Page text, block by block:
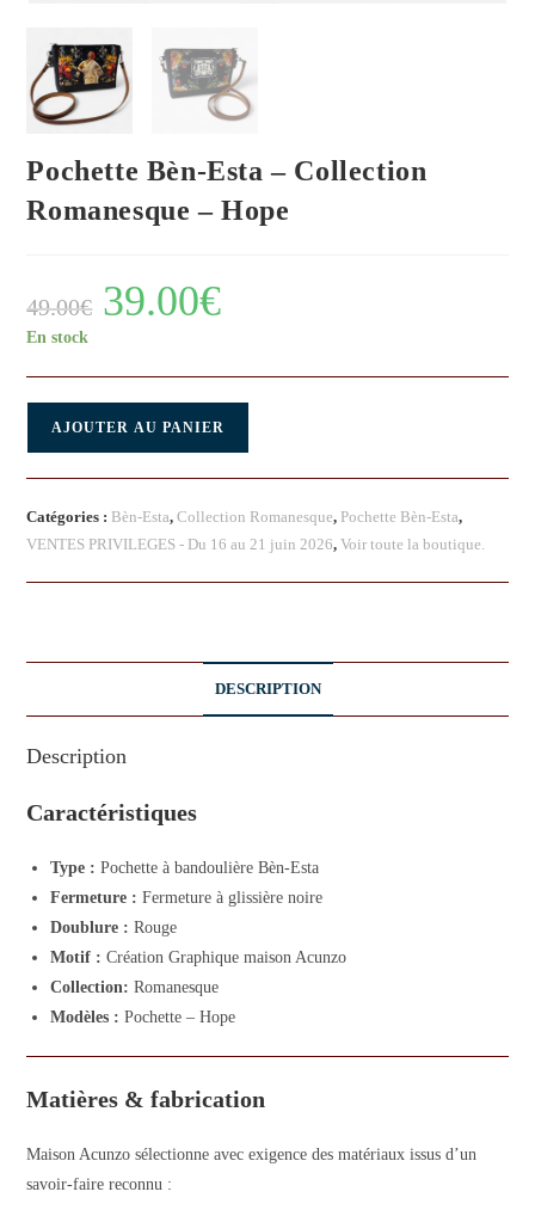
Pochette Bèn-Esta – Collection
Romanesque – Hope
49.00€ 39.00€
En stock
AJOUTER AU PANIER
Catégories : Bèn-Esta,Collection Romanesque, Pochette Bèn-Esta,
VENTES PRIVILEGES - Du 16 au 21 juin 2026,Voir toute la boutique.
DESCRIPTION
Description
Caractéristiques
Type : Pochette à bandoulière Bèn-Esta
Fermeture : Fermeture à glissière noire
Doublure : Rouge
Motif : Création Graphique maison Acunzo
Collection: Romanesque
Modèles : Pochette – Hope
Matières & fabrication
Maison Acunzo sélectionne avec exigence des matériaux issus d’un
savoir-faire reconnu :